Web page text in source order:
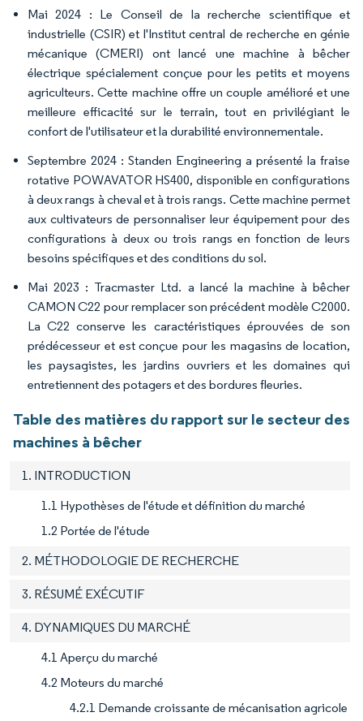
Mai 2024 : Le Conseil de la recherche scientifique et
industrielle (CSIR) et l'Institut central de recherche en génie
mécanique (CMERI) ont lancé une machine à bêcher
électrique spécialement conçue pour les petits et moyens
agriculteurs. Cette machine offre un couple amélioré et une
meilleure efficacité sur le terrain, tout en privilégiant le
confort de l'utilisateur et la durabilité environnementale.
Septembre 2024 : Standen Engineering a présenté la fraise
rotative POWAVATOR HS400, disponible en configurations
à deux rangs à cheval et à trois rangs. Cette machine permet
aux cultivateurs de personnaliser leur équipement pour des
configurations à deux ou trois rangs en fonction de leurs
besoins spécifiques et des conditions du sol.
Mai 2023 : Tracmaster Ltd. a lancé la machine à bêcher
CAMON C22 pour remplacer son précédent modèle C2000.
La C22 conserve les caractéristiques éprouvées de son
prédécesseur et est conçue pour les magasins de location,
les paysagistes, les jardins ouvriers et les domaines qui
entretiennent des potagers et des bordures fleuries.
Table des matières du rapport sur le secteur des
machines à bêcher
1. INTRODUCTION
1.1 Hypothèses de l'étude et définition du marché
1.2 Portée de l'étude
2. MÉTHODOLOGIE DE RECHERCHE
3. RÉSUMÉ EXÉCUTIF
4. DYNAMIQUES DU MARCHÉ
4.1 Aperçu du marché
4.2 Moteurs du marché
4.2.1 Demande croissante de mécanisation agricole